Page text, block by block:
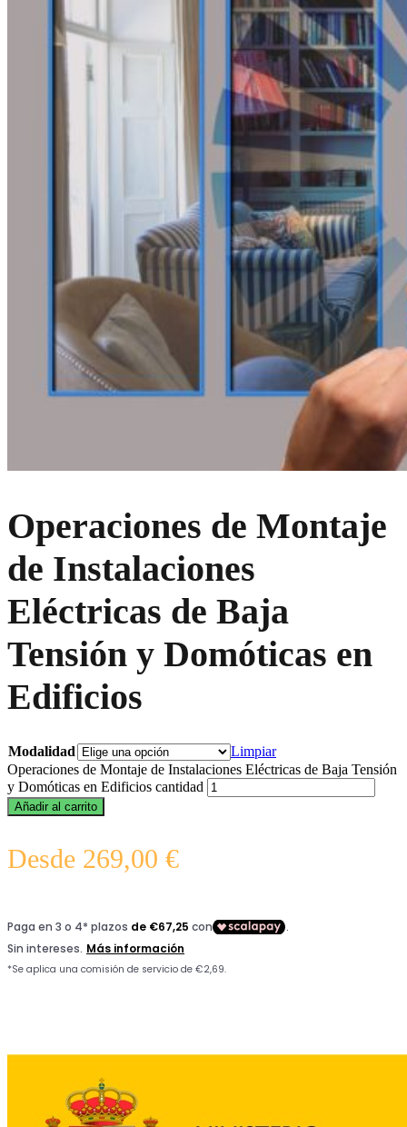
Operaciones de Montaje
de Instalaciones
Eléctricas de Baja
Tensión y Domóticas en
Edificios
Modalidad
Limpiar
Operaciones de Montaje de Instalaciones Eléctricas de Baja Tensión
y Domóticas en Edificios cantidad
Añadir al carrito
Desde 269,00 €